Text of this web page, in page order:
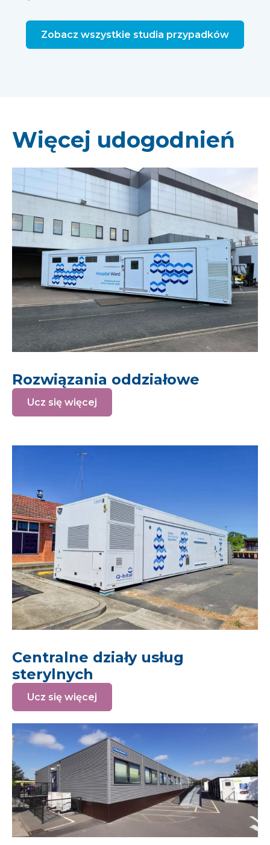
Zobacz wszystkie studia przypadków
Więcej udogodnień
Rozwiązania oddziałowe
Ucz się więcej
Centralne działy usług
sterylnych
Ucz się więcej